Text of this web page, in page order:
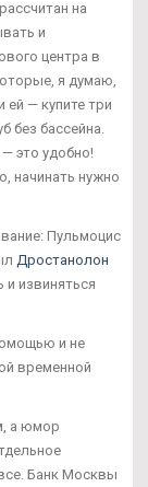
на
и
центра в
я думаю,
ей — купите три
без бассейна.
это удобно!
начинать нужно
Пульмоцис
Дростанолон
и извиняться
и не
временной
а юмор
Банк Москвы